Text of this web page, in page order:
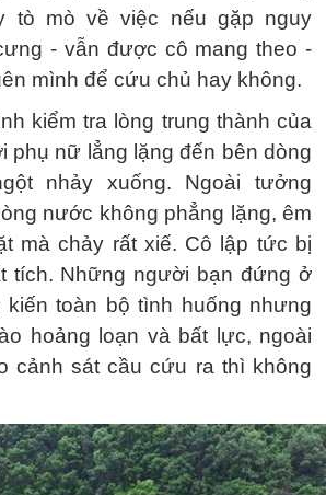
tò mò về việc nếu gặp nguy
- vẫn được cô mang theo -
mình để cứu chủ hay không.
kiểm tra lòng trung thành của
phụ nữ lẳng lặng đến bên dòng
nhảy xuống. Ngoài tưởng
nước không phẳng lặng, êm
mà chảy rất xiế. Cô lập tức bị
tích. Những người bạn đứng ở
kiến toàn bộ tình huống nhưng
hoảng loạn và bất lực, ngoài
cảnh sát cầu cứu ra thì không